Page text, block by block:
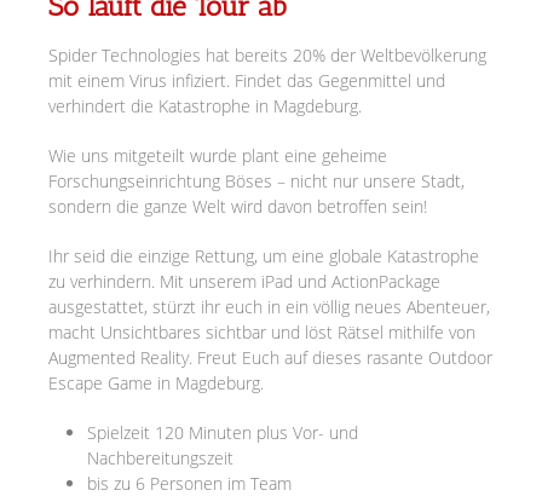
Spider Technologies hat bereits 20% der Weltbevölkerung
mit einem Virus infiziert. Findet das Gegenmittel und
verhindert die Katastrophe in Magdeburg.
Wie uns mitgeteilt wurde plant eine geheime
Forschungseinrichtung Böses – nicht nur unsere Stadt,
sondern die ganze Welt wird davon betroffen sein!
Ihr seid die einzige Rettung, um eine globale Katastrophe
zu verhindern. Mit unserem iPad und ActionPackage
ausgestattet, stürzt ihr euch in ein völlig neues Abenteuer,
macht Unsichtbares sichtbar und löst Rätsel mithilfe von
Augmented Reality. Freut Euch auf dieses rasante Outdoor
Escape Game in Magdeburg.
Spielzeit 120 Minuten plus Vor- und
Nachbereitungszeit
bis zu 6 Personen im Team